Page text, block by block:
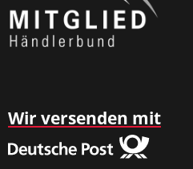
Wir versenden mit